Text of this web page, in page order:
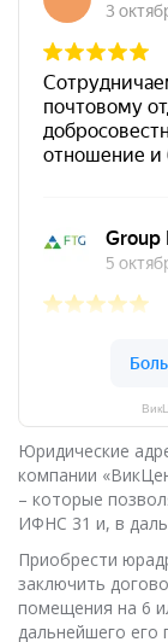
Юридические
компании
– которые
ИФНС 31 и, в
Приобрести
заключить
помещения на 6
дальнейшего его